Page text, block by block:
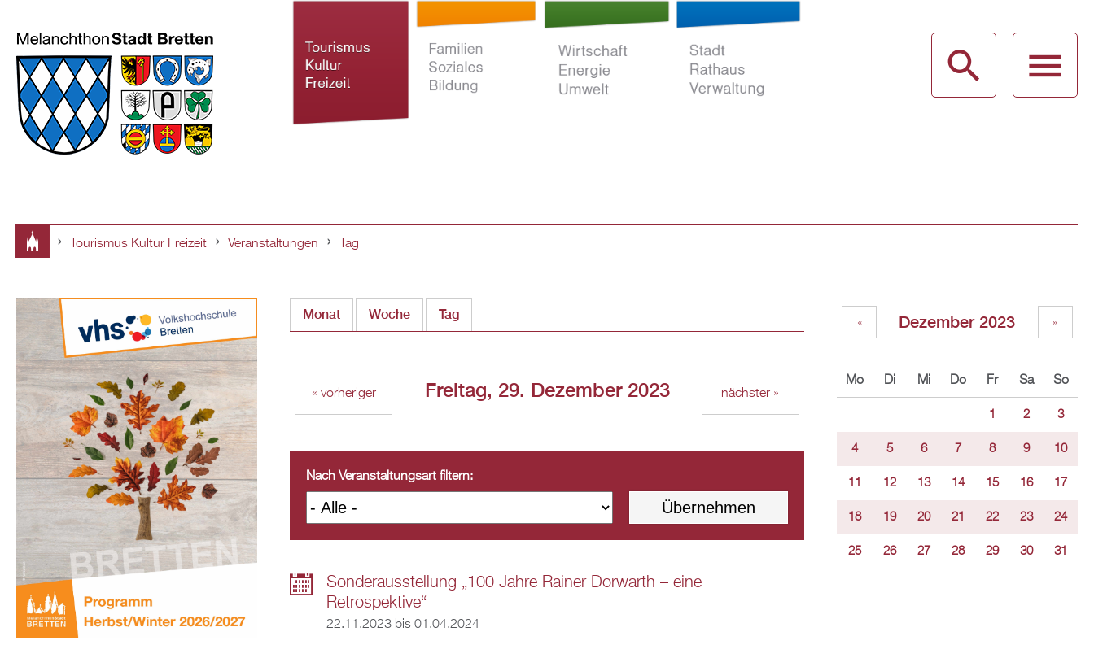
Inhalt
sind
hier
Tourismus Kultur Freizeit Veranstaltungen Tag
Monat Woche Tag
Freitag, 29. Dezember 2023
« vorheriger nächster »
Nach Veranstaltungsart filtern:
Sonderausstellung „100 Jahre Rainer Dorwarth – eine
Retrospektive“
22.11.2023bis 01.04.2024
Dezember 2023
« »
Mo Di Mi Do Fr Sa So
1 2 3
4 5 6 7 8 9 10
11 12 13 14 15 16 17
18 19 20 21 22 23 24
25 26 27 28 29 30 31